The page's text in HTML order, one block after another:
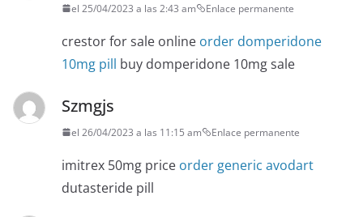
el 25/04/2023 a las 2:43 am Enlace permanente
crestor for sale online order domperidone
10mg pill buy domperidone 10mg sale
Szmgjs
el 26/04/2023 a las 11:15 am Enlace permanente
imitrex 50mg price order generic avodart
dutasteride pill